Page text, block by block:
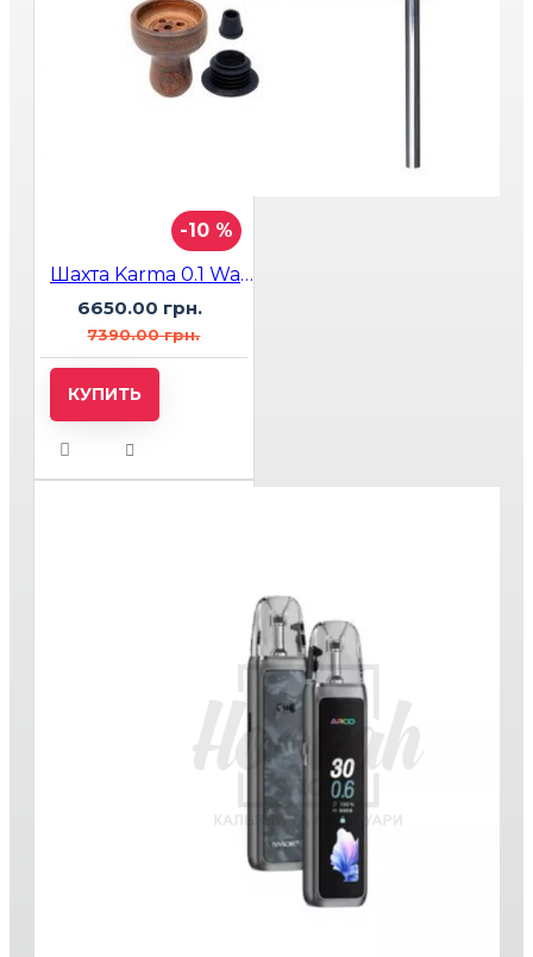
-10 %
Шахта Karma 0.1 Walnut White
6650.00 грн.
7390.00 грн.
КУПИТЬ